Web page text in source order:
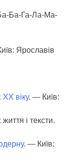
Ба-Га-Ла-Ма-
Ярославів
віку. — Київ:
і тексти.
. — Київ: